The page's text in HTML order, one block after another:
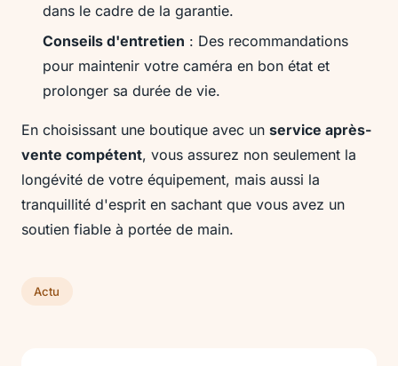
dans le cadre de la garantie.
Conseils d'entretien : Des recommandations
pour maintenir votre caméra en bon état et
prolonger sa durée de vie.
En choisissant une boutique avec un service après-
vente compétent, vous assurez non seulement la
longévité de votre équipement, mais aussi la
tranquillité d'esprit en sachant que vous avez un
soutien fiable à portée de main.
Actu